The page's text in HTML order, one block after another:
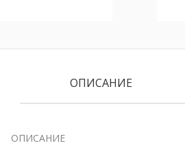
ОПИСАНИЕ
ОПИСАНИЕ